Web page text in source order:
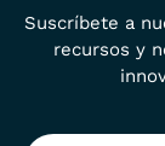
Suscríbete a
recursos y